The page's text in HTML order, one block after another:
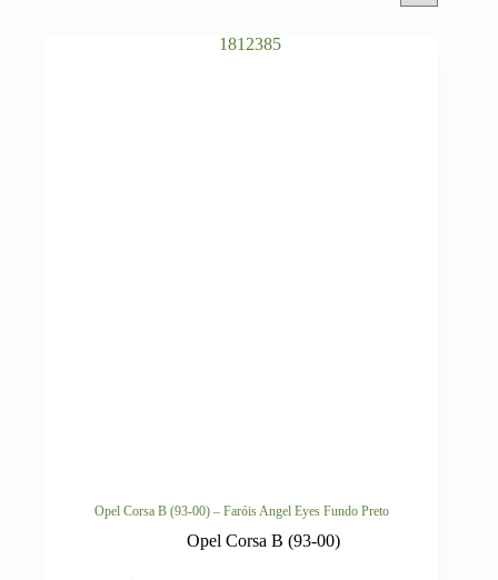
Opel Corsa B (93-00) – Faróis Angel Eyes Fundo Preto
Opel Corsa B (93-00)